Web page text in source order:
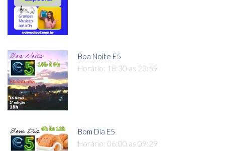
Boa Noite E5
Horário: 18:30 as 23:59
Bom Dia E5
Horário: 06:00 as 09:29